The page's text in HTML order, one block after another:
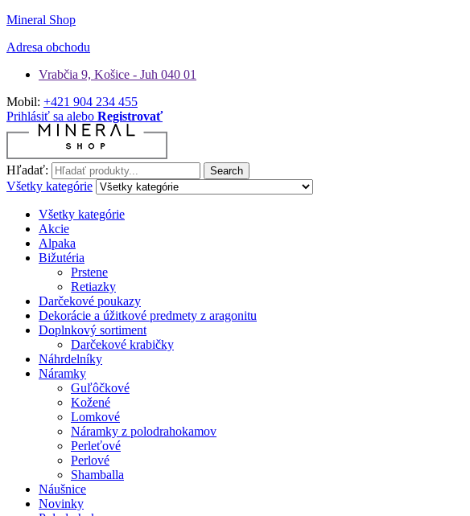
Mineral Shop
Adresa obchodu
Vrabčia 9, Košice - Juh 040 01
Mobil: +421 904 234 455
Prihlásiť sa alebo Registrovať
Hľadať: Search
Všetky kategórie
Všetky kategórie
Akcie
Alpaka
Bižutéria
Prstene
Retiazky
Darčekové poukazy
Dekorácie a úžitkové predmety z aragonitu
Doplnkový sortiment
Darčekové krabičky
Náhrdelníky
Náramky
Guľôčkové
Kožené
Lomkové
Náramky z polodrahokamov
Perleťové
Perlové
Shamballa
Náušnice
Novinky